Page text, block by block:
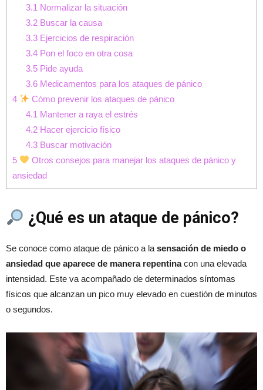
3.1 Normalizar la situación
3.2Buscar la causa
3.3Ejercicios de respiración
3.4Pon el foco en otra cosa
3.5Pide ayuda
3.6Medicamentos para los ataques de pánico
4
Cómo prevenir los ataques de pánico
4.1 Mantener a raya el estrés
4.2Hacer ejercicio físico
4.3Buscar motivación
5
Otros consejos para manejar los ataques de pánico y
ansiedad
¿Qué es un ataque de pánico?
Se conoce como ataque de pánico a la sensación de miedo o
ansiedad que aparece de manera repentinacon una elevada
intensidad. Este va acompañado de determinados síntomas
físicos que alcanzan un pico muy elevado en cuestión de minutos
o segundos.